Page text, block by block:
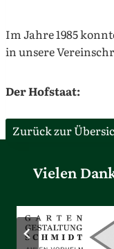
Im Jahre 1985
in unsere
Der Hofstaat:
Zurück zur
Vielen